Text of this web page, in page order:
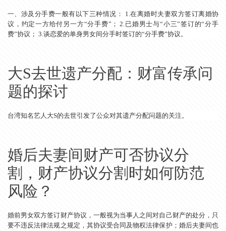
一、涉及分手费一般有以下三种情况： 1.在离婚时夫妻双方签订离婚协
议，约定一方给付另一方“分手费”； 2.已婚男士与“小三”签订的“分手
费”协议； 3.谈恋爱的单身男女间分手时签订的“分手费”协议。
大S去世遗产分配：财富传承问
题的探讨
台湾知名艺人大S的去世引发了公众对其遗产分配问题的关注。
婚后夫妻间财产可否协议分
割，财产协议分割时如何防范
风险？
婚前男女双方签订财产协议，一般视为当事人之间对自己财产的处分，只
要不违反法律法规之规定，其协议受合同及物权法律保护；婚后夫妻间也